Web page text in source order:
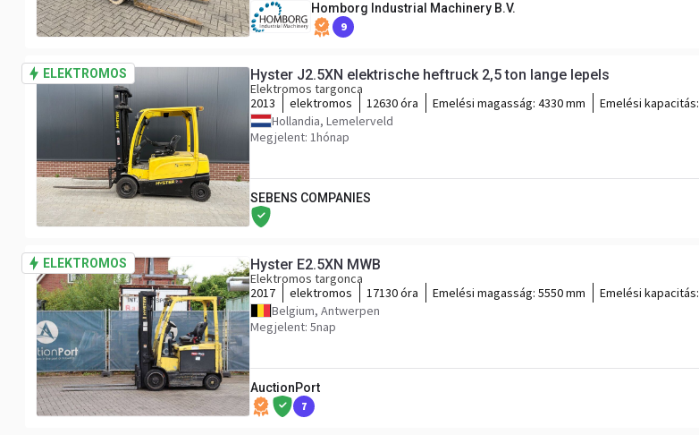
Homborg Industrial Machinery B.V.
9
ELEKTROMOS Hyster J2.5XN elektrische heftruck 2,5 ton lange lepels
Elektromos targonca
2013
elektromos 12630 óra Emelési magasság: 4330 mm Emelési kapacitás:
Hollandia, Lemelerveld
Megjelent: 1hónap
SEBENS COMPANIES
ELEKTROMOS Hyster E2.5XN MWB
Elektromos targonca
2017
elektromos 17130 óra Emelési magasság: 5550 mm Emelési kapacitás:
Belgium, Antwerpen
Megjelent: 5nap
AuctionPort
7